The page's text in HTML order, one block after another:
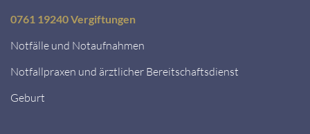
0761 19240 Vergiftungen
Notfälle und Notaufnahmen
Notfallpraxen und ärztlicher Bereitschaftsdienst
Geburt